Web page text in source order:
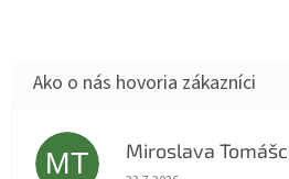
MT Miroslava
Hodnotenie obchodu je 5